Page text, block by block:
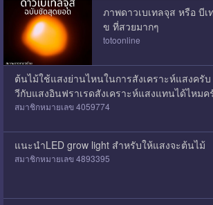
ภาพดาวเบเทลจุส หรือ บี
ข ที่สวยมากๆ
totoonline
ต้นไม้ใช้แสงย่านไหนในการสังเคราะห์แสงครั
วีกับแสงอินฟราเรดสังเคราะห์แสงแทนได้ไหมค
สมาชิกหมายเลข 4059774
แนะนำLED grow light สำหรับให้แสงจะต้นไม้
สมาชิกหมายเลข 4893395